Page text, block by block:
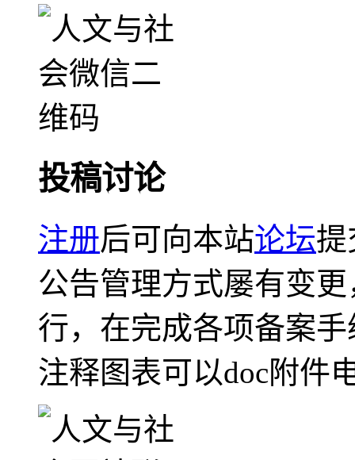
投稿讨论
注册后可向本站论坛提
公告管理方式屡有变
行，在完成各项备案
注释图表可以doc附件